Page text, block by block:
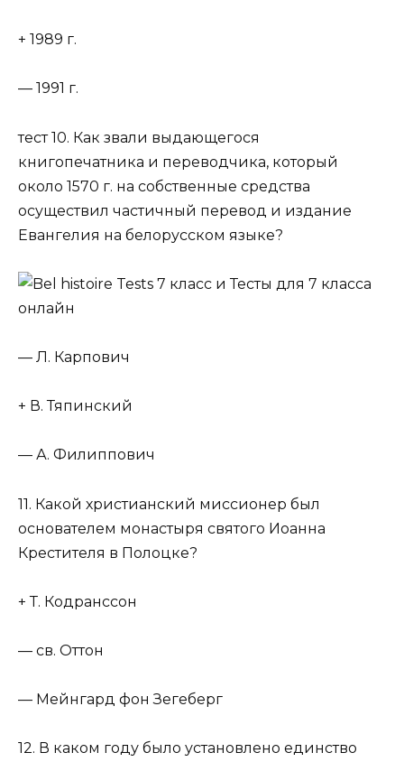
+ 1989 г.
— 1991 г.
тест 10. Как звали выдающегося
книгопечатника и переводчика, который
около 1570 г. на собственные средства
осуществил частичный перевод и издание
Евангелия на белорусском языке?
— Л. Карпович
+ В. Тяпинский
— А. Филиппович
11. Какой христианский миссионер был
основателем монастыря святого Иоанна
Крестителя в Полоцке?
+ Т. Кодранссон
— св. Оттон
— Мейнгард фон Зегеберг
12. В каком году было установлено единство